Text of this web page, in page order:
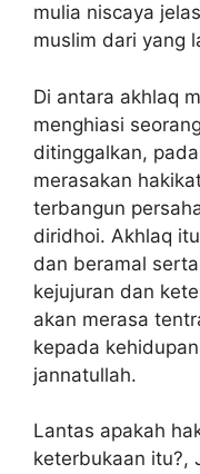
mulia niscaya
muslim dari yang
Di antara akhlaq
menghiasi
ditinggalkan,
merasakan
terbangun
diridhoi. Akhlaq
dan beramal
kejujuran dan
akan merasa
kepada
jannatullah.
Lantas apakah
keterbukaan itu?,